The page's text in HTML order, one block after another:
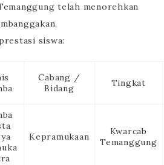
telah menorehkan
siswa:
Cabang /
Bidang
Tingkat
Kepramukaan
Kwarcab
Temanggung